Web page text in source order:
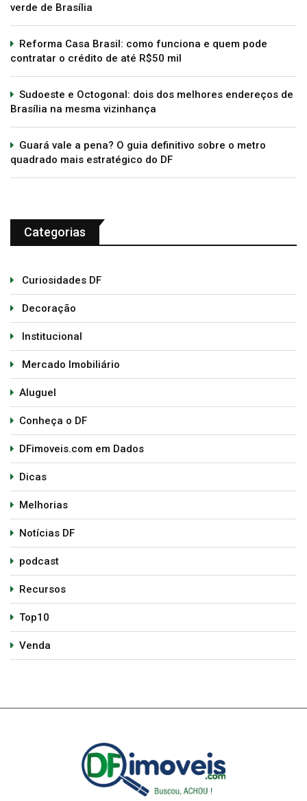
verde de Brasília
Reforma Casa Brasil: como funciona e quem pode
contratar o crédito de até R$50 mil
Sudoeste e Octogonal: dois dos melhores endereços de
Brasília na mesma vizinhança
Guará vale a pena? O guia definitivo sobre o metro
quadrado mais estratégico do DF
Categorias
Curiosidades DF
Decoração
Institucional
Mercado Imobiliário
Aluguel
Conheça o DF
DFimoveis.com em Dados
Dicas
Melhorias
Notícias DF
podcast
Recursos
Top10
Venda